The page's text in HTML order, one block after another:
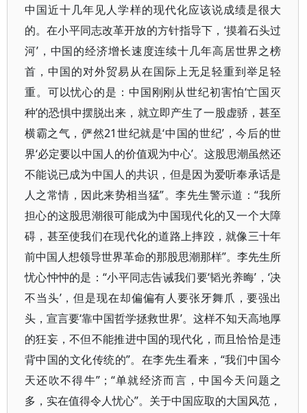
中国近十几年见人学样的现代化应该说成绩是很大
的。在小平同志改革开放的方针指导下，‘摸着石头过
河’，中国的经济增长速度连续十几年高居世界之榜
首，中国的对外贸易从在国际上无足轻重到举足轻
重。可以忧心的是：中国刚刚从世纪初害怕‘亡国灭
种’的恐惧中摆脱出来，就立即产生了一股虚骄，甚至
横霸之气，俨然21世纪就是‘中国的世纪’，今后的世
界‘必定要以中国人的价值观为中心’。这股思潮虽然还
不能说已成为中国人的共识，但是因为爱听奉承话是
人之常情，因此来势相当猛”。李先生警示道：“我所
担心的这股思潮很可能成为中国现代化的又一个大障
碍，甚至使我们在现代化的道路上摔跤，就像三十年
前中国人想领导世界革命的那股思潮那样”。李先生所
忧心忡忡的是：“小平同志告诫我们要‘韬光养晦’，‘决
不当头’，但是现在却偏偏有人要张牙舞爪，要强出
头，宣言要‘靠中国哲学拯救世界’。这样不知天高地厚
的狂妄，不但不能推进中国的现代化，而且恰恰是违
背中国的文化传统的”。在李先生看来，“我们中国今
天还吹不得牛”；“单就经济而言，中国今天问题之
多，实在值得令人忧心”。关于中国应取的大国风范，